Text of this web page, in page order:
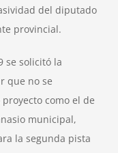
del diputado
provincial.
se solicitó la
que no se
como el de
municipal,
la segunda pista